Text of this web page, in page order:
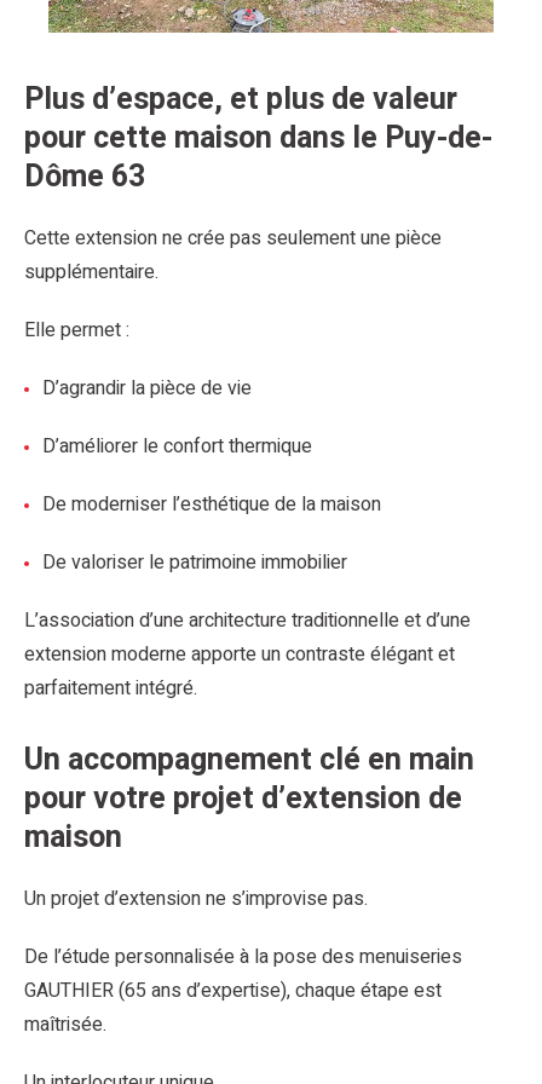
Plus d’espace, et plus de valeur
pour cette maison dans le Puy-de-
Dôme 63
Cette extension ne crée pas seulement une pièce
supplémentaire.
Elle permet :
D’agrandir la pièce de vie
D’améliorer le confort thermique
De moderniser l’esthétique de la maison
De valoriser le patrimoine immobilier
L’association d’une architecture traditionnelle et d’une
extension moderne apporte un contraste élégant et
parfaitement intégré.
Un accompagnement clé en main
pour votre projet d’extension de
maison
Un projet d’extension ne s’improvise pas.
De l’étude personnalisée à la pose des menuiseries
GAUTHIER (65 ans d’expertise), chaque étape est
maîtrisée.